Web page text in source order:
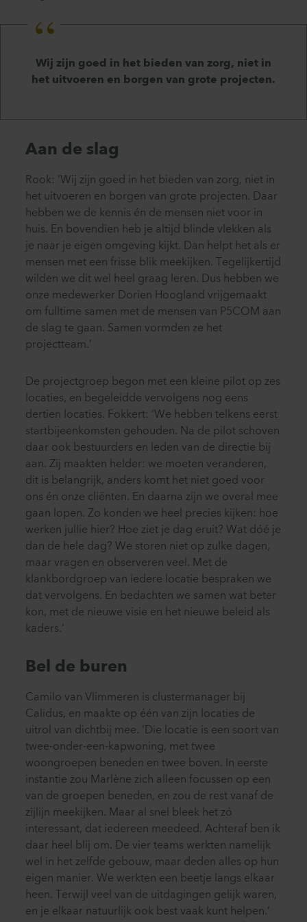
Wij zijn goed in het bieden van zorg, niet in
het uitvoeren en borgen van grote projecten.
Aan de slag
Rook: ‘Wij zijn goed in het bieden van zorg, niet in
het uitvoeren en borgen van grote projecten. Daar
hebben we de kennis én de mensen niet voor in
huis. En bovendien heb je altijd blinde vlekken als
je naar je eigen omgeving kijkt. Dan helpt het als er
mensen met een frisse blik meekijken. Tegelijkertijd
wilden we dit wel heel graag leren. Dus hebben we
onze medewerker Dorien Hoogland vrijgemaakt
om fulltime samen met de mensen van P5COM aan
de slag te gaan. Samen vormden ze het
projectteam.’
De projectgroep begon met een kleine pilot op zes
locaties, en begeleidde vervolgens nog eens
dertien locaties. Fokkert: ‘We hebben telkens eerst
startbijeenkomsten gehouden. Na de pilot schoven
daar ook bestuurders en leden van de directie bij
aan. Zij maakten helder: we moeten veranderen,
dit is belangrijk, anders komt het niet goed voor
ons én onze cliënten. En daarna zijn we overal mee
gaan lopen. Zo konden we heel precies kijken: hoe
werken jullie hier? Hoe ziet je dag eruit? Wat dóé je
dan de hele dag? We storen niet op zulke dagen,
maar vragen en observeren veel. Met de
klankbordgroep van iedere locatie bespraken we
dat vervolgens. En bedachten we samen wat beter
kon, met de nieuwe visie en het nieuwe beleid als
kaders.’
Bel de buren
Camilo van Vlimmeren is clustermanager bij
Calidus, en maakte op één van zijn locaties de
uitrol van dichtbij mee. ‘Die locatie is een soort van
twee-onder-een-kapwoning, met twee
woongroepen beneden en twee boven. In eerste
instantie zou Marlène zich alleen focussen op een
van de groepen beneden, en zou de rest vanaf de
zijlijn meekijken. Maar al snel bleek het zó
interessant, dat iedereen meedeed. Achteraf ben ik
daar heel blij om. De vier teams werkten namelijk
wel in het zelfde gebouw, maar deden alles op hun
eigen manier. We werkten een beetje langs elkaar
heen. Terwijl veel van de uitdagingen gelijk waren,
en je elkaar natuurlijk ook best vaak kunt helpen.’